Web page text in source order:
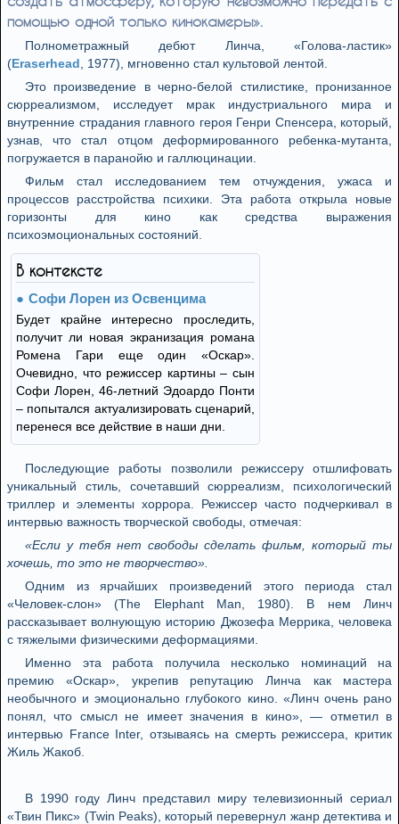
помощью одной только кинокамеры».
Полнометражный дебют Линча, «Голова-ластик»
(Eraserhead , 1977), мгновенно стал культовой лентой.
Это произведение в черно-белой стилистике, пронизанное
сюрреализмом, исследует мрак индустриального мира и
внутренние страдания главного героя Генри Спенсера, который,
узнав, что стал отцом деформированного ребенка-мутанта,
погружается в паранойю и галлюцинации.
Фильм стал исследованием тем отчуждения, ужаса и
процессов расстройства психики. Эта работа открыла новые
горизонты для кино как средства выражения
психоэмоциональных состояний.
В контексте
Софи Лорен из Освенцима
Будет крайне интересно проследить,
получит ли новая экранизация романа
Ромена Гари еще один «Оскар».
Очевидно, что режиссер картины – сын
Софи Лорен, 46-летний Эдоардо Понти
– попытался актуализировать сценарий,
перенеся все действие в наши дни.
Последующие работы позволили режиссеру отшлифовать
уникальный стиль, сочетавший сюрреализм, психологический
триллер и элементы хоррора. Режиссер часто подчеркивал в
интервью важность творческой свободы, отмечая:
«Если у тебя нет свободы сделать фильм, который ты
хочешь, то это не творчество».
Одним из ярчайших произведений этого периода стал
«Человек-слон» (The Elephant Man, 1980). В нем Линч
рассказывает волнующую историю Джозефа Меррика, человека
с тяжелыми физическими деформациями.
Именно эта работа получила несколько номинаций на
премию «Оскар», укрепив репутацию Линча как мастера
необычного и эмоционально глубокого кино. «Линч очень рано
понял, что смысл не имеет значения в кино», — отметил в
интервью France Inter, отзываясь на смерть режиссера, критик
Жиль Жакоб.
В 1990 году Линч представил миру телевизионный сериал
«Твин Пикс» (Twin Peaks), который перевернул жанр детектива и